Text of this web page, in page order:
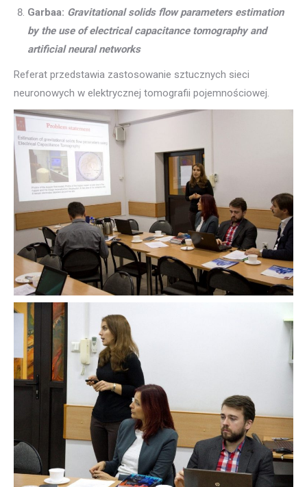
Garbaa: Gravitational solids flow parameters estimation
by the use of electrical capacitance tomography and
artificial neural networks
Referat przedstawia zastosowanie sztucznych sieci
neuronowych w elektrycznej tomografii pojemnościowej.